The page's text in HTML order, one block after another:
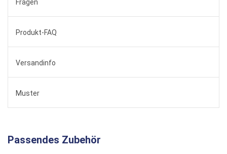
Fragen
Produkt-FAQ
Versandinfo
Muster
Passendes Zubehör